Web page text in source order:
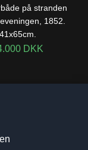
på stranden
1852.
41x65cm.
DKK